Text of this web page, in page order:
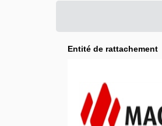
Entité de rattachement